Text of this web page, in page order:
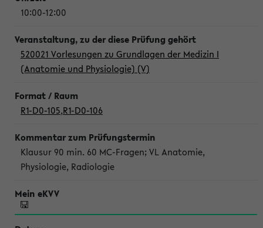
10:00-12:00
520021 Vorlesungen zu Grundlagen der Medizin I
(Anatomie und Physiologie) (V)
R1-D0-105,R1-D0-106
Klausur 90 min. 60 MC-Fragen; VL Anatomie,
Physiologie, Radiologie